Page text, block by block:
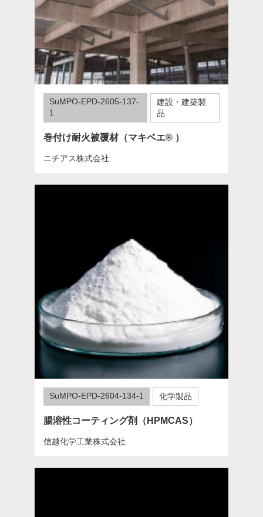
SuMPO-EPD-2605-137-
1
建設・建築製
品
巻付け耐火被覆材（マキベエ® ）
ニチアス株式会社
SuMPO-EPD-2604-134-1 化学製品
腸溶性コーティング剤（HPMCAS）
信越化学工業株式会社